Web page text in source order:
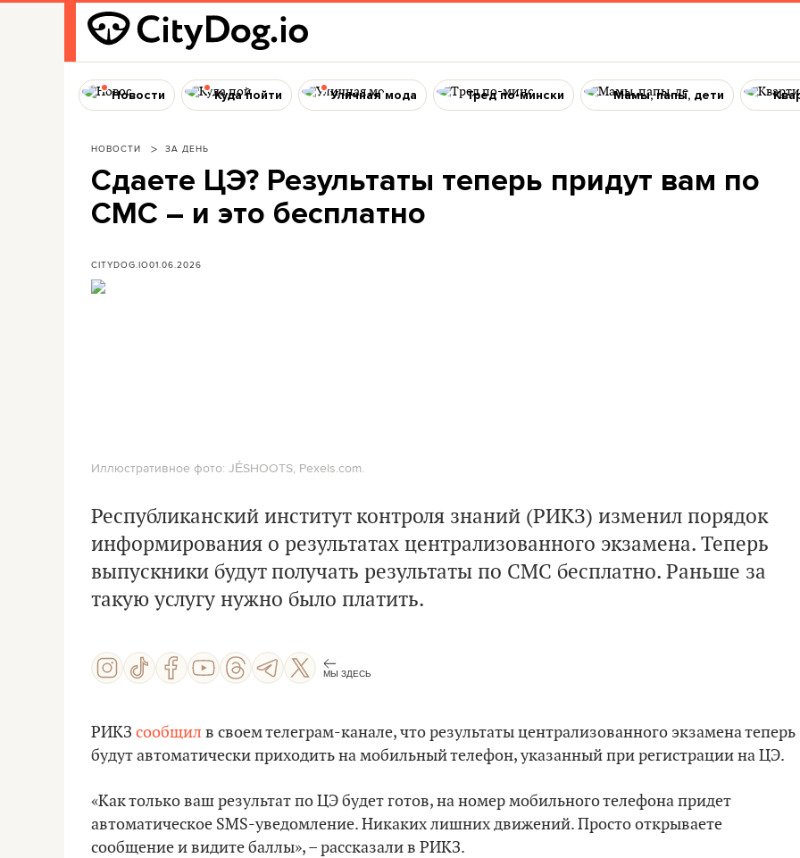
Новости Куда пойти Уличная мода Тред по-мински Мамы, папы, дети
НОВОСТИ ЗА ДЕНЬ
Сдаете ЦЭ? Результаты теперь придут вам по
СМС – и это бесплатно
CITYDOG.IO01.06.2026
Иллюстративное фото: JÉSHOOTS, Pexels.com.
Республиканский институт контроля знаний (РИКЗ) изменил порядок
информирования о результатах централизованного экзамена. Теперь
выпускники будут получать результаты по СМС бесплатно. Раньше за
такую услугу нужно было платить.
МЫ ЗДЕСЬ
РИКЗ сообщил в своем телеграм-канале, что результаты централизованного экзамена теперь
будут автоматически приходить на мобильный телефон, указанный при регистрации на ЦЭ.
«Как только ваш результат по ЦЭ будет готов, на номер мобильного телефона придет
автоматическое SMS-уведомление. Никаких лишних движений. Просто открываете
сообщение и видите баллы», – рассказали в РИКЗ.